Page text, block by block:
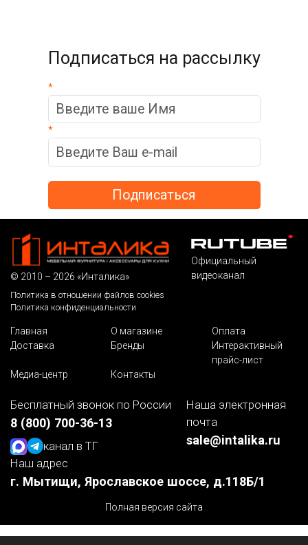
Подписаться на рассылку
*
*
© 2010 – 2026 «Инталика»
Политика в отношении файлов cookies
Политика конфиденциальности
Официальный
видеоканал
Главная О магазине
Оплата
Доставка
Бренды
Интерактивный
прайс-лист
Медиа-центр
Контакты
Бесплатный звонок по России
8 (800) 700-36-13
канал в ТГ
Наша электронная
почта
sale@intalika.ru
Наш адрес
г. Мытищи, Ярославское шоссе, д.118Б/1
Полная версия сайта